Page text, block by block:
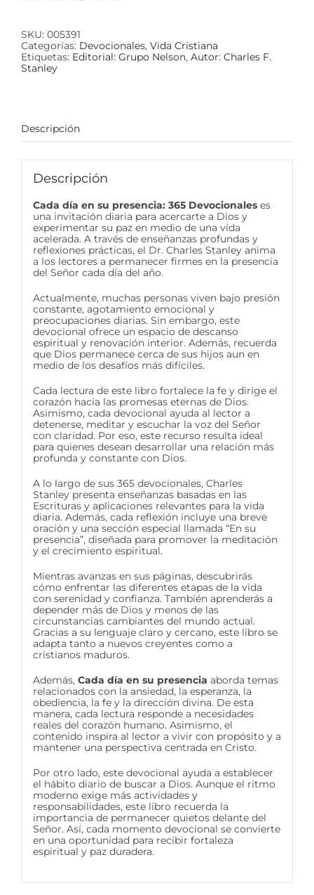
SKU: 005391
Categorías: Devocionales, Vida Cristiana
Etiquetas: Editorial: Grupo Nelson, Autor: Charles F.
Stanley
Descripción
Descripción
Cada día en su presencia: 365 Devocionaleses
una invitación diaria para acercarte a Dios y
experimentar su paz en medio de una vida
acelerada. A través de enseñanzas profundas y
reflexiones prácticas, el Dr. Charles Stanley anima
a los lectores a permanecer firmes en la presencia
del Señor cada día del año.
Actualmente, muchas personas viven bajo presión
constante, agotamiento emocional y
preocupaciones diarias. Sin embargo, este
devocional ofrece un espacio de descanso
espiritual y renovación interior. Además, recuerda
que Dios permanece cerca de sus hijos aun en
medio de los desafíos más difíciles.
Cada lectura de este libro fortalece la fe y dirige el
corazón hacia las promesas eternas de Dios.
Asimismo, cada devocional ayuda al lector a
detenerse, meditar y escuchar la voz del Señor
con claridad. Por eso, este recurso resulta ideal
para quienes desean desarrollar una relación más
profunda y constante con Dios.
A lo largo de sus 365 devocionales, Charles
Stanley presenta enseñanzas basadas en las
Escrituras y aplicaciones relevantes para la vida
diaria. Además, cada reflexión incluye una breve
oración y una sección especial llamada “En su
presencia”, diseñada para promover la meditación
y el crecimiento espiritual.
Mientras avanzas en sus páginas, descubrirás
cómo enfrentar las diferentes etapas de la vida
con serenidad y confianza. También aprenderás a
depender más de Dios y menos de las
circunstancias cambiantes del mundo actual.
Gracias a su lenguaje claro y cercano, este libro se
adapta tanto a nuevos creyentes como a
cristianos maduros.
Además, Cada día en su presencia aborda temas
relacionados con la ansiedad, la esperanza, la
obediencia, la fe y la dirección divina. De esta
manera, cada lectura responde a necesidades
reales del corazón humano. Asimismo, el
contenido inspira al lector a vivir con propósito y a
mantener una perspectiva centrada en Cristo.
Por otro lado, este devocional ayuda a establecer
el hábito diario de buscar a Dios. Aunque el ritmo
moderno exige más actividades y
responsabilidades, este libro recuerda la
importancia de permanecer quietos delante del
Señor. Así, cada momento devocional se convierte
en una oportunidad para recibir fortaleza
espiritual y paz duradera.